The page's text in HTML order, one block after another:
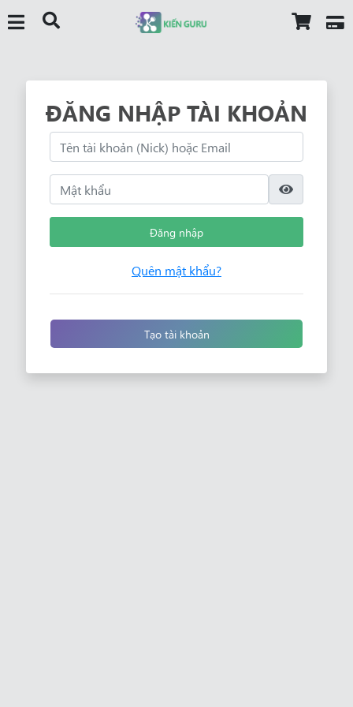
ĐĂNG NHẬP TÀI KHOẢN
Đăng nhập
Quên mật khẩu?
Tạo tài khoản